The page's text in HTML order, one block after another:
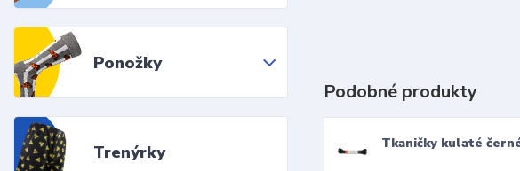
Ponožky
Trenýrky
Podobné produkty
Tkaničky kulaté